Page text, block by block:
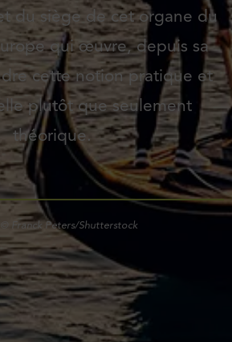
du siège de cet organe du
qui œuvre, depuis sa
cette notion pratique et
plutôt que seulement
théorique.
Franck Peters/Shutterstock